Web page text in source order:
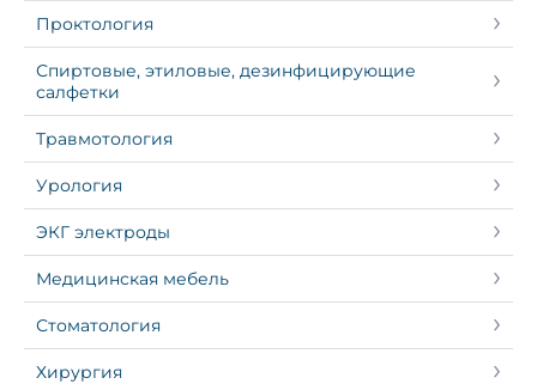
Проктология
Спиртовые, этиловые, дезинфицирующие
салфетки
Травмотология
Урология
ЭКГ электроды
Медицинская мебель
Стоматология
Хирургия